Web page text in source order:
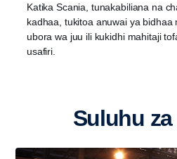
Katika Scania, tunakabiliana na
kadhaa, tukitoa anuwai ya bidhaa
ubora wa juu ili kukidhi mahitaji
usafiri.
Suluhu